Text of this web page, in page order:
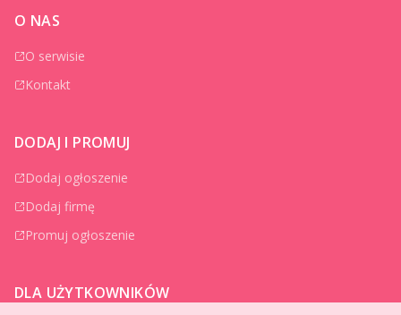
O NAS
O serwisie
Kontakt
DODAJ I PROMUJ
Dodaj ogłoszenie
Dodaj firmę
Promuj ogłoszenie
DLA UŻYTKOWNIKÓW